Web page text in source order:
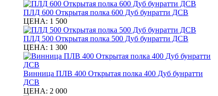
ПЛД 600 Открытая полка 600 Дуб бунратти ДСВ
ЦЕНА: 1 500
ПЛД 500 Открытая полка 500 Дуб бунратти ДСВ
ЦЕНА: 1 300
Винница ПЛВ 400 Открытая полка 400 Дуб бунратти
ДСВ
ЦЕНА: 2 000